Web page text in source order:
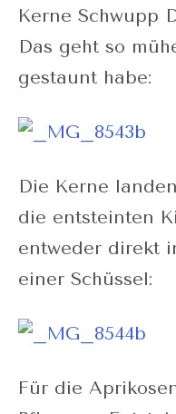
Kerne Schwupp
Das geht so
gestaunt habe:
Die Kerne
die entsteinten
entweder direkt
einer Schüssel:
Für die